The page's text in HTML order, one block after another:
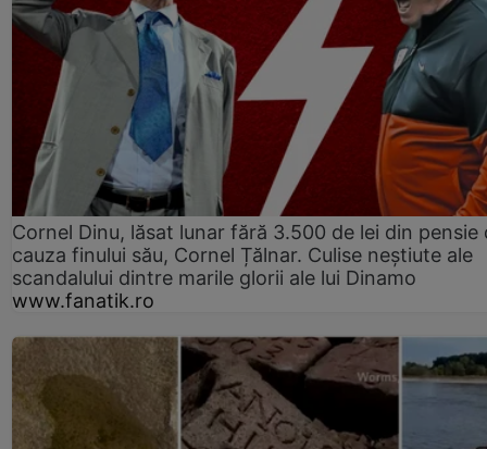
Cornel Dinu, lăsat lunar fără 3.500 de lei din pensie
cauza finului său, Cornel Țălnar. Culise neștiute ale
scandalului dintre marile glorii ale lui Dinamo
www.fanatik.ro